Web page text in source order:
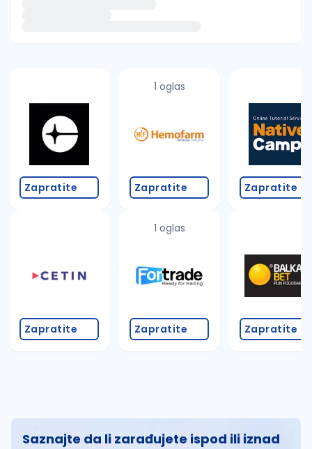
Takođe možete da:
proverite pravopisne greške (koristite č, ć, š, đ,
povećajte radijus za odabrani grad
promenite odabrane filtere pretrage
Zapratite
Zapratite
1 oglas
Zapratite
1 oglas
Zapratite
Zapratite
Zapratite
Saznajte da li zarađujete ispod ili iznad